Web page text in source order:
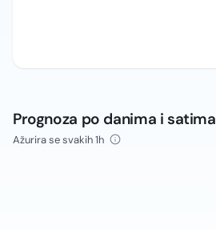
Prognoza po danima i satima
Ažurira se svakih 1h